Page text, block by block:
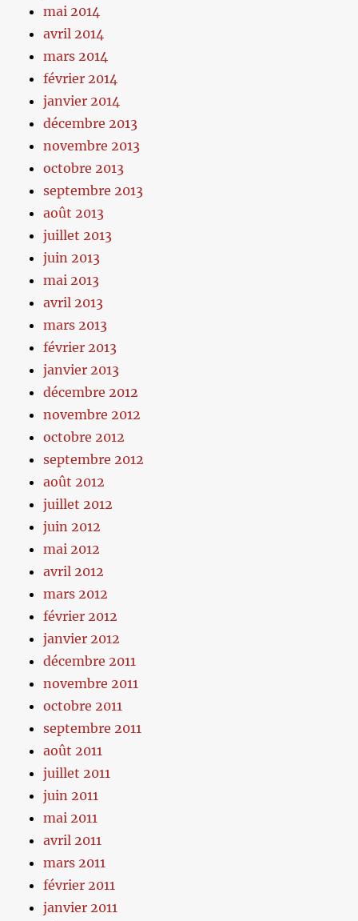
mai 2014
avril 2014
mars 2014
février 2014
janvier 2014
décembre 2013
novembre 2013
octobre 2013
septembre 2013
août 2013
juillet 2013
juin 2013
mai 2013
avril 2013
mars 2013
février 2013
janvier 2013
décembre 2012
novembre 2012
octobre 2012
septembre 2012
août 2012
juillet 2012
juin 2012
mai 2012
avril 2012
mars 2012
février 2012
janvier 2012
décembre 2011
novembre 2011
octobre 2011
septembre 2011
août 2011
juillet 2011
juin 2011
mai 2011
avril 2011
mars 2011
février 2011
janvier 2011